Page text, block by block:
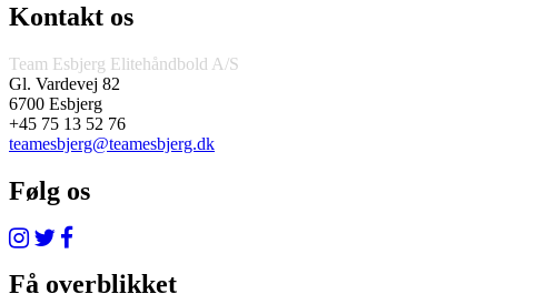
Kontakt os
Team Esbjerg Elitehåndbold A/S
Gl. Vardevej 82
6700 Esbjerg
+45 75 13 52 76
teamesbjerg@teamesbjerg.dk
Følg os
Få overblikket